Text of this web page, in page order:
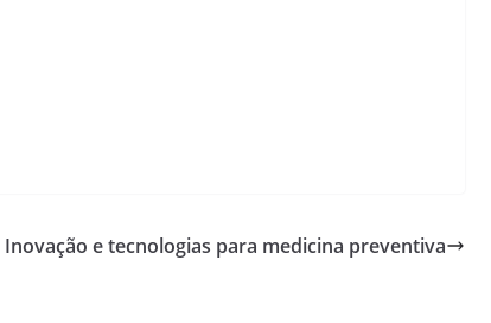
Inovação e tecnologias para medicina preventiva